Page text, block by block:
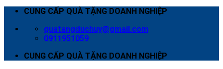
CUNG CẤP QUÀ TẶNG DOANH NGHIỆP
quatangduchuy@gmail.com
0911951059
CUNG CẤP QUÀ TẶNG DOANH NGHIỆP